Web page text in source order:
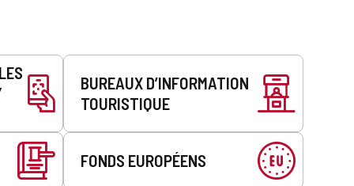
BUREAUX D’INFORMATION
TOURISTIQUE
FONDS EUROPÉENS